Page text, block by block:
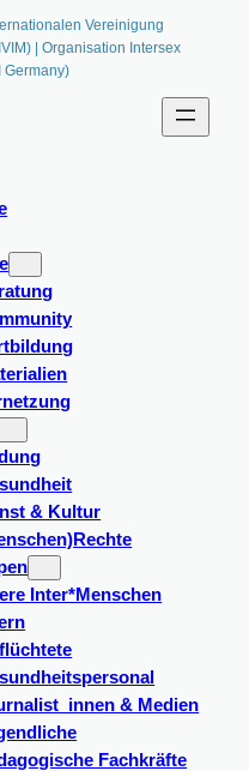
Vereinigung
| Organisation Intersex
Germany)
& Kultur
Inter*Menschen
& Medien
Fachkräfte